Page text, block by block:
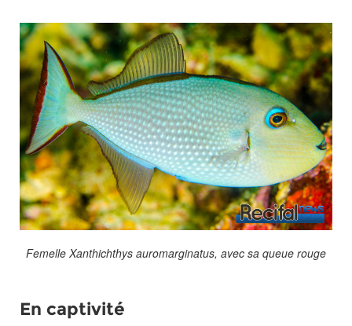
Femelle Xanthichthys auromarginatus, avec sa queue rouge
En captivité